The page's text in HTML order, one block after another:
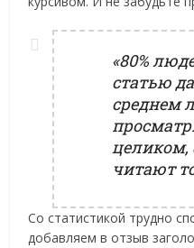
«80%
статью
среднем
целиком,
читают
Со статистикой трудно
добавляем в отзыв